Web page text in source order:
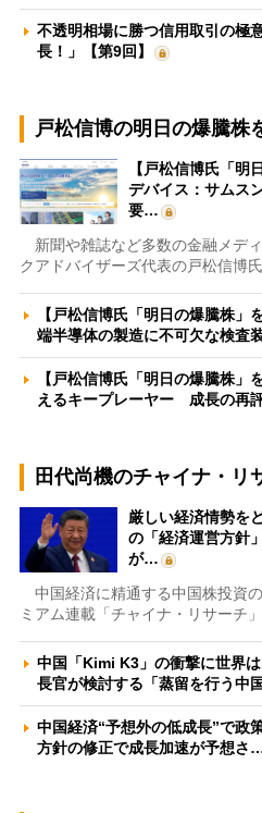
不透明相場に勝つ信用取引の
長！」【第9回】
戸松信博の明日の爆騰株
【戸松信博氏「明
デバイス：サムス
要…
新聞や雑誌など多数の金融メデ
クアドバイザーズ代表の戸松信博
【戸松信博氏「明日の爆騰株」
端半導体の製造に不可欠な検査
【戸松信博氏「明日の爆騰株
えるキープレーヤー 成長の再
田代尚機のチャイナ・リ
厳しい経済情勢を
の「経済運営方針
が…
中国経済に精通する中国株投資
ミアム連載「チャイナ・リサーチ
中国「Kimi K3」の衝撃に世界
長官が検討する「蒸留を行う中
中国経済“予想外の低成長”で
方針の修正で成長加速が予想さ